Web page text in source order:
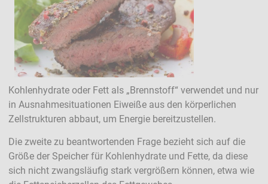
Kohlenhydrate oder Fett als „Brennstoff“ verwendet und nur
in Ausnahmesituationen Eiweiße aus den körperlichen
Zellstrukturen abbaut, um Energie bereitzustellen.
Die zweite zu beantwortenden Frage bezieht sich auf die
Größe der Speicher für Kohlenhydrate und Fette, da diese
sich nicht zwangsläufig stark vergrößern können, etwa wie